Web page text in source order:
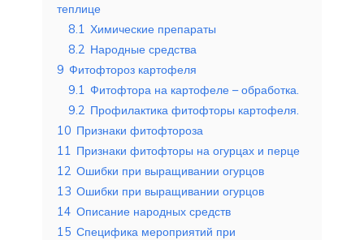
теплице
8.1 Химические препараты
8.2 Народные средства
9 Фитофтороз картофеля
9.1 Фитофтора на картофеле – обработка.
9.2 Профилактика фитофторы картофеля.
10 Признаки фитофтороза
11 Признаки фитофторы на огурцах и перце
12 Ошибки при выращивании огурцов
13 Ошибки при выращивании огурцов
14 Описание народных средств
15 Специфика мероприятий при